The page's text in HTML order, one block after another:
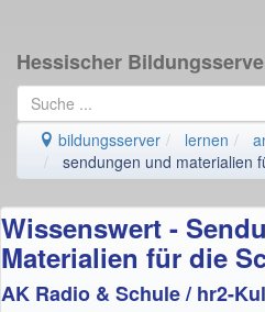
Hessischer
bildungsserver lernen
sendungen und materialien
Wissenswert -
Materialien für die
AK Radio & Schule / hr2-